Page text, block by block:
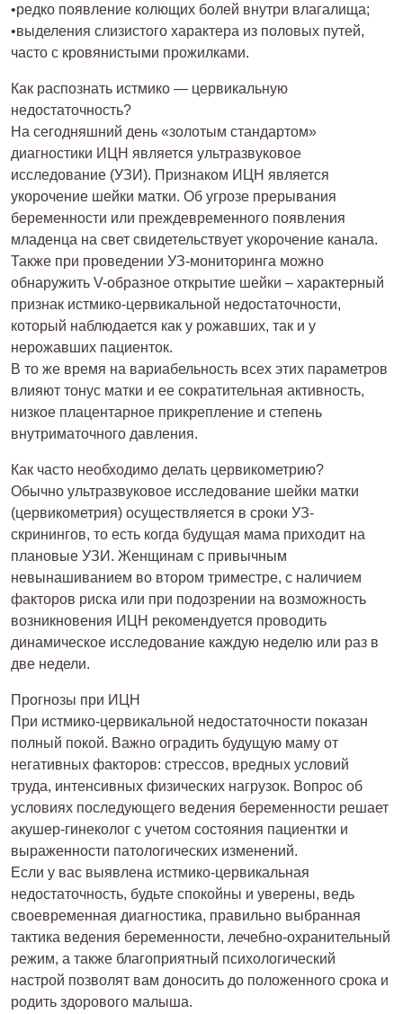
•редко появление колющих болей внутри влагалища;
•выделения слизистого характера из половых путей,
часто с кровянистыми прожилками.
Как распознать истмико — цервикальную
недостаточность?
На сегодняшний день «золотым стандартом»
диагностики ИЦН является ультразвуковое
исследование (УЗИ). Признаком ИЦН является
укорочение шейки матки. Об угрозе прерывания
беременности или преждевременного появления
младенца на свет свидетельствует укорочение канала.
Также при проведении УЗ-мониторинга можно
обнаружить V-образное открытие шейки – характерный
признак истмико-цервикальной недостаточности,
который наблюдается как у рожавших, так и у
нерожавших пациенток.
В то же время на вариабельность всех этих параметров
влияют тонус матки и ее сократительная активность,
низкое плацентарное прикрепление и степень
внутриматочного давления.
Как часто необходимо делать цервикометрию?
Обычно ультразвуковое исследование шейки матки
(цервикометрия) осуществляется в сроки УЗ-
скринингов, то есть когда будущая мама приходит на
плановые УЗИ. Женщинам с привычным
невынашиванием во втором триместре, с наличием
факторов риска или при подозрении на возможность
возникновения ИЦН рекомендуется проводить
динамическое исследование каждую неделю или раз в
две недели.
Прогнозы при ИЦН
При истмико-цервикальной недостаточности показан
полный покой. Важно оградить будущую маму от
негативных факторов: стрессов, вредных условий
труда, интенсивных физических нагрузок. Вопрос об
условиях последующего ведения беременности решает
акушер-гинеколог с учетом состояния пациентки и
выраженности патологических изменений.
Если у вас выявлена истмико-цервикальная
недостаточность, будьте спокойны и уверены, ведь
своевременная диагностика, правильно выбранная
тактика ведения беременности, лечебно-охранительный
режим, а также благоприятный психологический
настрой позволят вам доносить до положенного срока и
родить здорового малыша.